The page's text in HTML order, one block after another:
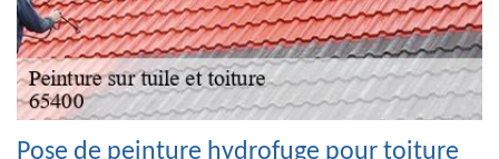
Pose de peinture hydrofuge pour toiture